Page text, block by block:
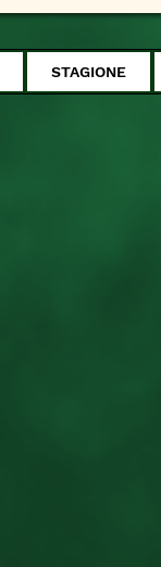
STAGIONE